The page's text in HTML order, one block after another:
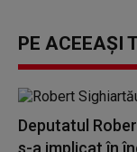
PE ACEEAȘI
Deputatul
s-a implicat în